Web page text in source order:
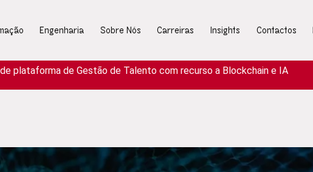
Engenharia Sobre Nós Carreiras Insights Contactos
plataforma de Gestão de Talento com recurso a Blockchain e IA